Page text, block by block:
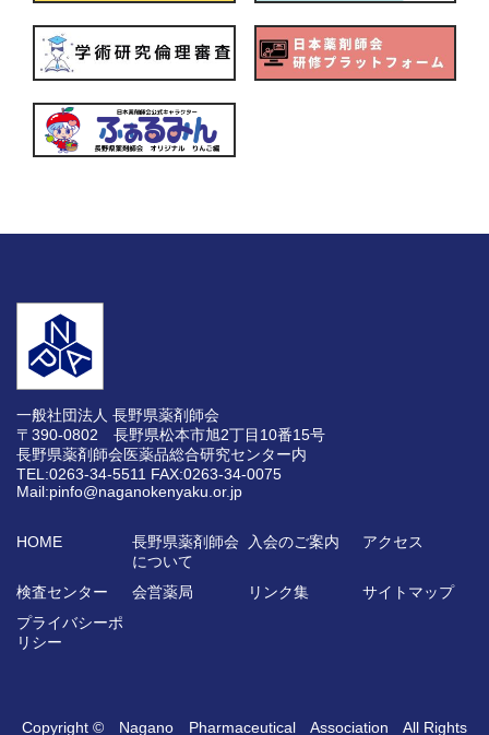
一般社団法人 長野県薬剤師会
〒390-0802 長野県松本市旭2丁目10番15号
長野県薬剤師会医薬品総合研究センター内
TEL:0263-34-5511 FAX:0263-34-0075
Mail:pinfo@naganokenyaku.or.jp
HOME
長野県薬剤師会
について
入会のご案内 アクセス
検査センター 会営薬局 リンク集
サイトマップ
プライバシーポ
リシー
Copyright © Nagano Pharmaceutical Association All Rights